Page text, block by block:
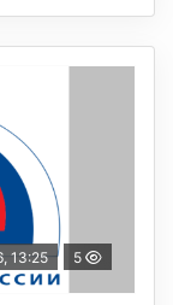
13:25 5